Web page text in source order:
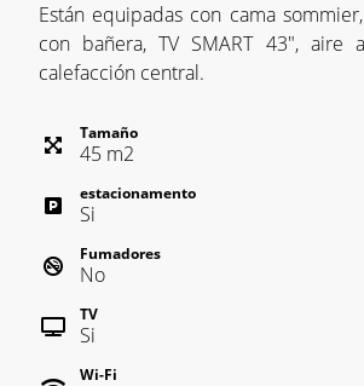
Están equipadas con cama
con bañera, TV SMART 43", aire
calefacción central.
Tamaño
45 m2
estacionamento
Si
Fumadores
No
TV
Si
Wi-Fi